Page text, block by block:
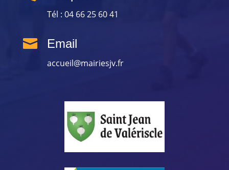
Tél : 04 66 25 60 41
 Email
accueil@mairiesjv.fr